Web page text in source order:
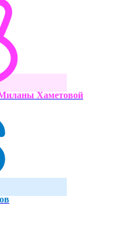
Хаметовой